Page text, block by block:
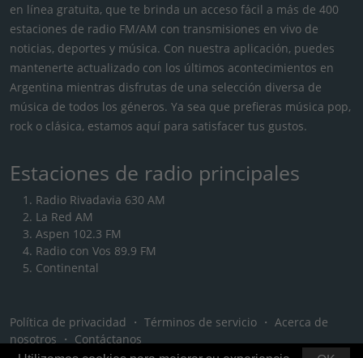
en línea gratuita, que te brinda un acceso fácil a más de 400
estaciones de radio FM/AM con transmisiones en vivo de
noticias, deportes y música. Con nuestra aplicación, puedes
mantenerte actualizado con los últimos acontecimientos en
Argentina mientras disfrutas de una selección diversa de
música de todos los géneros. Ya sea que prefieras música pop,
rock o clásica, estamos aquí para satisfacer tus gustos.
Estaciones de radio principales
Radio Rivadavia 630 AM
La Red AM
Aspen 102.3 FM
Radio con Vos 89.9 FM
Continental
Política de privacidad ・ Términos de servicio ・ Acerca de
nosotros ・ Contáctanos